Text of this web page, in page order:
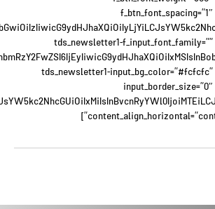
tds_newsletter1-
tds_newsletter1-